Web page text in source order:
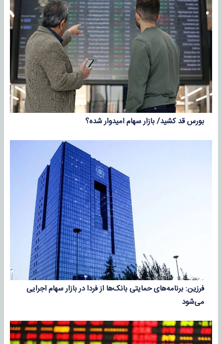
بورس قد کشید/ بازار سهام امیدوار شده؟
فرزین: برنامه‌های حمایتی بانک‌ها از فردا در بازار سهام اجرایی
می‌شود